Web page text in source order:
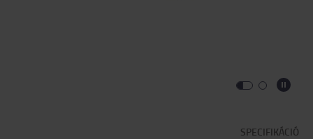
SPECIFIKÁCIÓ